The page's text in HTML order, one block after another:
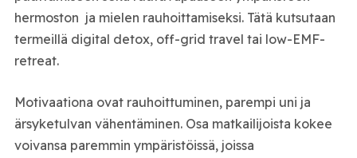
hermoston ja mielen rauhoittamiseksi. Tätä kutsutaan
termeillä digital detox, off-grid travel tai low-EMF-
retreat.
Motivaationa ovat rauhoittuminen, parempi uni ja
ärsyketulvan vähentäminen. Osa matkailijoista kokee
voivansa paremmin ympäristöissä, joissa